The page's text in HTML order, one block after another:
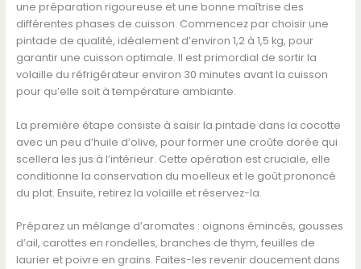
une préparation rigoureuse et une bonne maîtrise des
différentes phases de cuisson. Commencez par choisir une
pintade de qualité, idéalement d’environ 1,2 à 1,5 kg, pour
garantir une cuisson optimale. Il est primordial de sortir la
volaille du réfrigérateur environ 30 minutes avant la cuisson
pour qu’elle soit à température ambiante.
La première étape consiste à saisir la pintade dans la cocotte
avec un peu d’huile d’olive, pour former une croûte dorée qui
scellera les jus à l’intérieur. Cette opération est cruciale, elle
conditionne la conservation du moelleux et le goût prononcé
du plat. Ensuite, retirez la volaille et réservez-la.
Préparez un mélange d’aromates : oignons émincés, gousses
d’ail, carottes en rondelles, branches de thym, feuilles de
laurier et poivre en grains. Faites-les revenir doucement dans